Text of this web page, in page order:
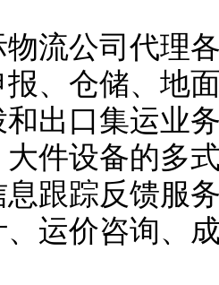
流公司代理
、仓储、地
出口集运业
件设备的多
跟踪反馈服
运价咨询、